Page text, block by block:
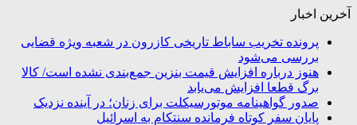
آخرین اخبار
پرونده تخریب ساباط تاریخی کازرون در شعبه ویژه قضایی
بررسی می‌شود
هنوز درباره افزایش قیمت بنزین جمع‌بندی نشده است/ کالا
برگ قطعا افزایش می‌یابد
صدور گواهینامه موتورسیکلت برای زنان؛ در آینده نزدیک
پایان سفر کوتاه فرمانده سنتکام به اسرائیل